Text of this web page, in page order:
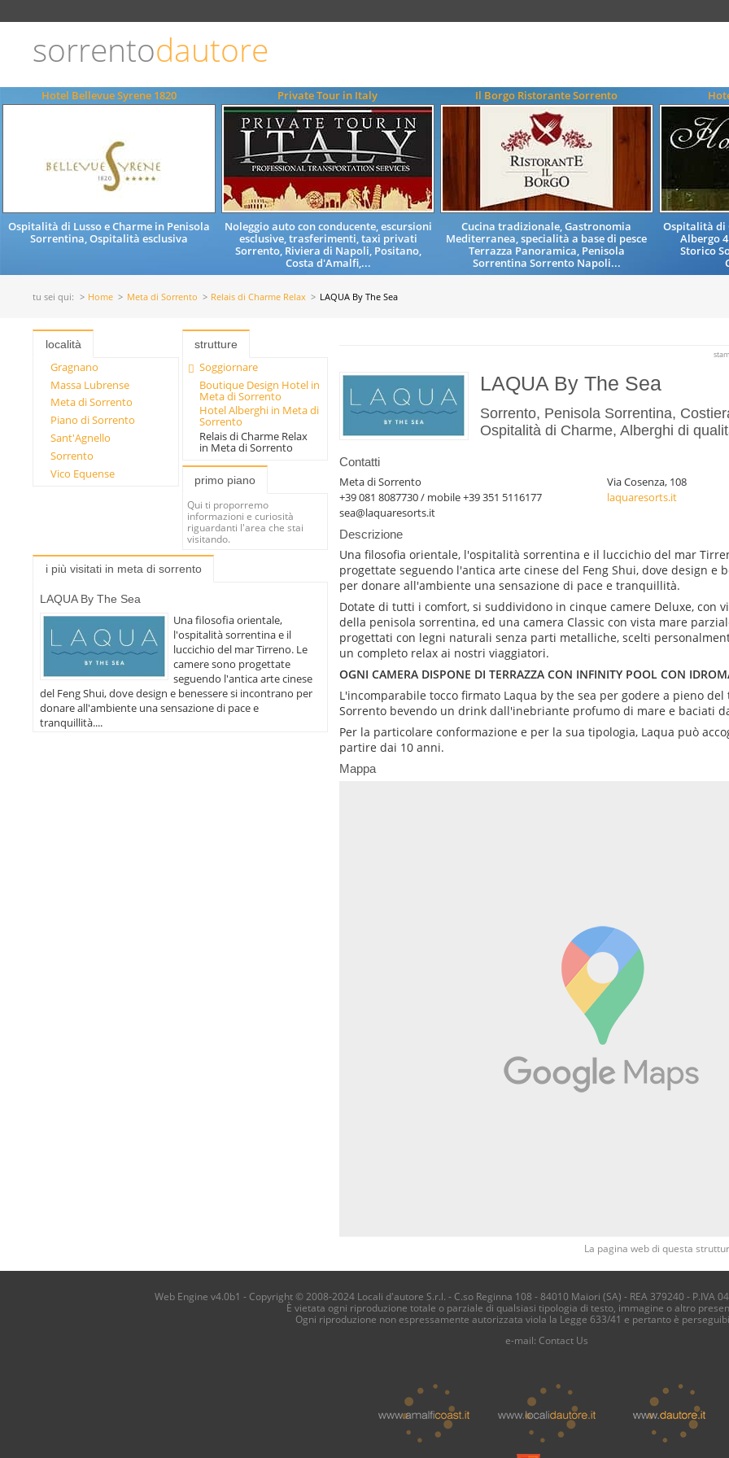
sorrentodautore
Hotel Bellevue Syrene 1820
Ospitalità di Lusso e Charme in Penisola
Sorrentina, Ospitalità esclusiva
Private Tour in Italy
Noleggio auto con conducente, escursioni
esclusive, trasferimenti, taxi privati
Sorrento, Riviera di Napoli, Positano,
Costa d'Amalfi,...
Il Borgo Ristorante Sorrento
Cucina tradizionale, Gastronomia
Mediterranea, specialità a base di pesce
Terrazza Panoramica, Penisola
Sorrentina Sorrento Napoli...
Ospitalità di
Albergo
Storico
tu sei qui: Home Meta di Sorrento Relais di Charme Relax LAQUA By The Sea
località
Gragnano
Massa Lubrense
Meta di Sorrento
Piano di Sorrento
Sant'Agnello
Sorrento
Vico Equense
strutture
Soggiornare
Boutique Design Hotel in
Meta di Sorrento
Hotel Alberghi in Meta di
Sorrento
Relais di Charme Relax
in Meta di Sorrento
primo piano
Qui ti proporremo
informazioni e curiosità
riguardanti l'area che stai
visitando.
i più visitati in meta di sorrento
LAQUA By The Sea
Una filosofia orientale,
l'ospitalità sorrentina e il
luccichio del mar Tirreno. Le
camere sono progettate
seguendo l'antica arte cinese
del Feng Shui, dove design e benessere si incontrano per
donare all'ambiente una sensazione di pace e
tranquillità....
LAQUA By The Sea
Sorrento, Penisola Sorrentina,
Ospitalità di Charme, Alberghi di
Contatti
Meta di Sorrento
Via Cosenza, 108
+39 081 8087730 / mobile +39 351 5116177
laquaresorts.it
sea@laquaresorts.it
Descrizione
Una filosofia orientale, l'ospitalità sorrentina e il luccichio del mar
progettate seguendo l'antica arte cinese del Feng Shui, dove design e
per donare all'ambiente una sensazione di pace e tranquillità.
Dotate di tutti i comfort, si suddividono in cinque camere Deluxe, con
della penisola sorrentina, ed una camera Classic con vista mare
progettati con legni naturali senza parti metalliche, scelti
un completo relax ai nostri viaggiatori.
OGNI CAMERA DISPONE DI TERRAZZA CON INFINITY POOL CON
L'incomparabile tocco firmato Laqua by the sea per godere a pieno
Sorrento bevendo un drink dall'inebriante profumo di mare e baciati
Per la particolare conformazione e per la sua tipologia, Laqua può
partire dai 10 anni.
Mappa
La pagina web di questa
Web Engine v4.0b1 - Copyright © 2008-2024 Locali d'autore S.r.l. - C.so Reginna 108 - 84010 Maiori (SA) - REA 379240 - P.IVA
È vietata ogni riproduzione totale o parziale di qualsiasi tipologia di testo, immagine o altro
Ogni riproduzione non espressamente autorizzata viola la Legge 633/41 e pertanto è
e-mail: Contact Us
lingua
ITALIANO
ENGLISH